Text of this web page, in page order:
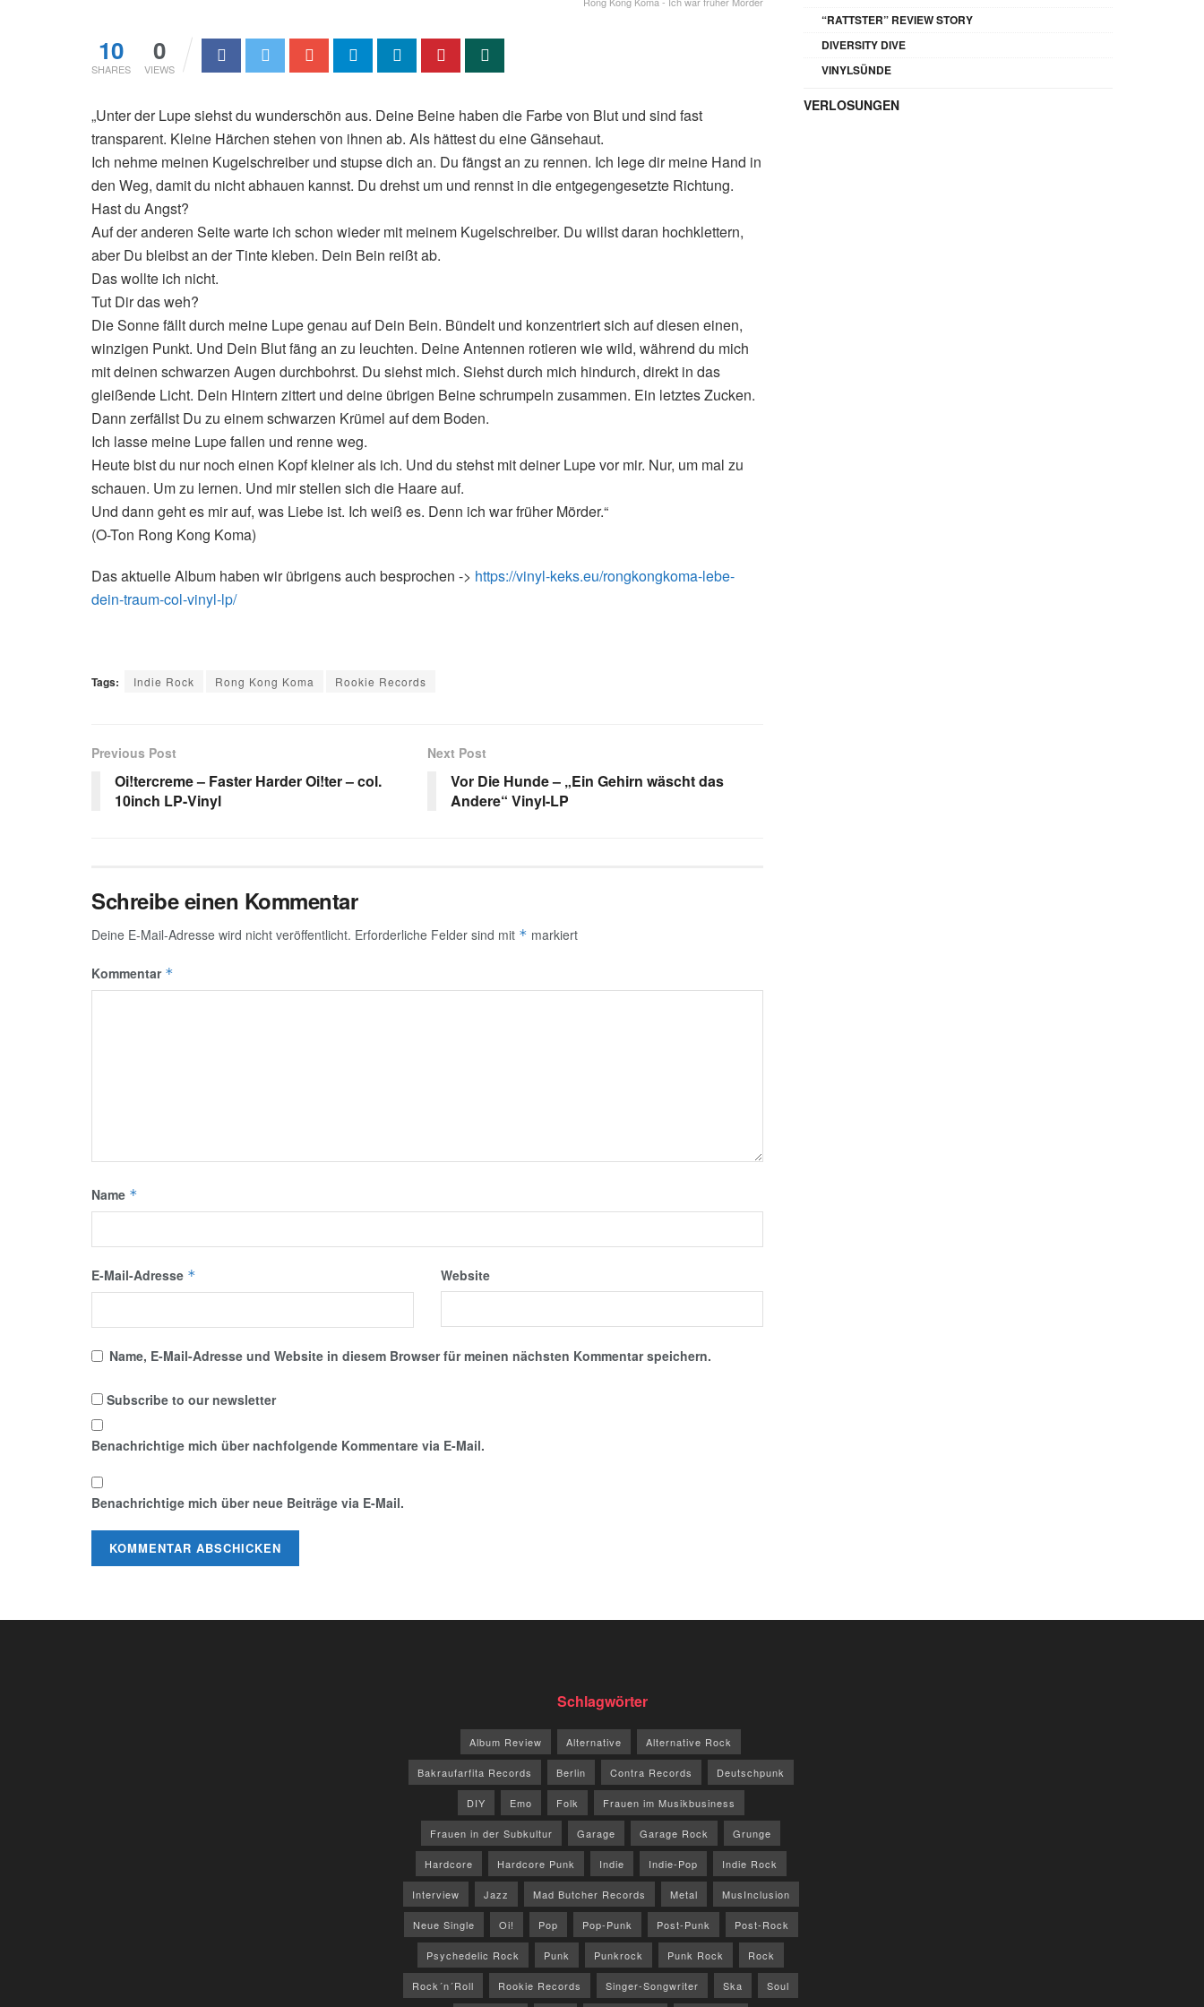
10
SHARES
0
VIEWS
„Unter der Lupe siehst du wunderschön aus. Deine Beine haben die Farbe von Blut und sind fast
transparent. Kleine Härchen stehen von ihnen ab. Als hättest du eine Gänsehaut.
Ich nehme meinen Kugelschreiber und stupse dich an. Du fängst an zu rennen. Ich lege dir meine Hand in
den Weg, damit du nicht abhauen kannst. Du drehst um und rennst in die entgegengesetzte Richtung.
Hast du Angst?
Auf der anderen Seite warte ich schon wieder mit meinem Kugelschreiber. Du willst daran hochklettern,
aber Du bleibst an der Tinte kleben. Dein Bein reißt ab.
Das wollte ich nicht.
Tut Dir das weh?
Die Sonne fällt durch meine Lupe genau auf Dein Bein. Bündelt und konzentriert sich auf diesen einen,
winzigen Punkt. Und Dein Blut fäng an zu leuchten. Deine Antennen rotieren wie wild, während du mich
mit deinen schwarzen Augen durchbohrst. Du siehst mich. Siehst durch mich hindurch, direkt in das
gleißende Licht. Dein Hintern zittert und deine übrigen Beine schrumpeln zusammen. Ein letztes Zucken.
Dann zerfällst Du zu einem schwarzen Krümel auf dem Boden.
Ich lasse meine Lupe fallen und renne weg.
Heute bist du nur noch einen Kopf kleiner als ich. Und du stehst mit deiner Lupe vor mir. Nur, um mal zu
schauen. Um zu lernen. Und mir stellen sich die Haare auf.
Und dann geht es mir auf, was Liebe ist. Ich weiß es. Denn ich war früher Mörder.“
(O-Ton Rong Kong Koma)
Das aktuelle Album haben wir übrigens auch besprochen -> https://vinyl-keks.eu/rongkongkoma-lebe-
dein-traum-col-vinyl-lp/
Tags: Indie Rock Rong Kong Koma Rookie Records
Previous Post
Oi!tercreme – Faster Harder Oi!ter – col.
10inch LP-Vinyl
Next Post
Vor Die Hunde – „Ein Gehirn wäscht das
Andere“ Vinyl-LP
Schreibe einen Kommentar
Deine E-Mail-Adresse wird nicht veröffentlicht. Erforderliche Felder sind mit * markiert
Kommentar *
Name *
E-Mail-Adresse * Website
Name, E-Mail-Adresse und Website in diesem Browser für meinen nächsten Kommentar speichern.
Subscribe to our newsletter
Benachrichtige mich über nachfolgende Kommentare via E-Mail.
Benachrichtige mich über neue Beiträge via E-Mail.
“RATTSTER” REVIEW STORY
DIVERSITY DIVE
VINYLSÜNDE
VERLOSUNGEN
Schlagwörter
Album Review Alternative Alternative Rock
Bakraufarfita Records Berlin Contra Records Deutschpunk
DIY Emo Folk Frauen im Musikbusiness
Frauen in der Subkultur Garage Garage Rock Grunge
Hardcore Hardcore Punk Indie Indie-Pop Indie Rock
Interview Jazz Mad Butcher Records Metal MusInclusion
Neue Single Oi! Pop Pop-Punk Post-Punk Post-Rock
Psychedelic Rock Punk Punkrock Punk Rock Rock
Rock´n´Roll Rookie Records Singer-Songwriter Ska Soul